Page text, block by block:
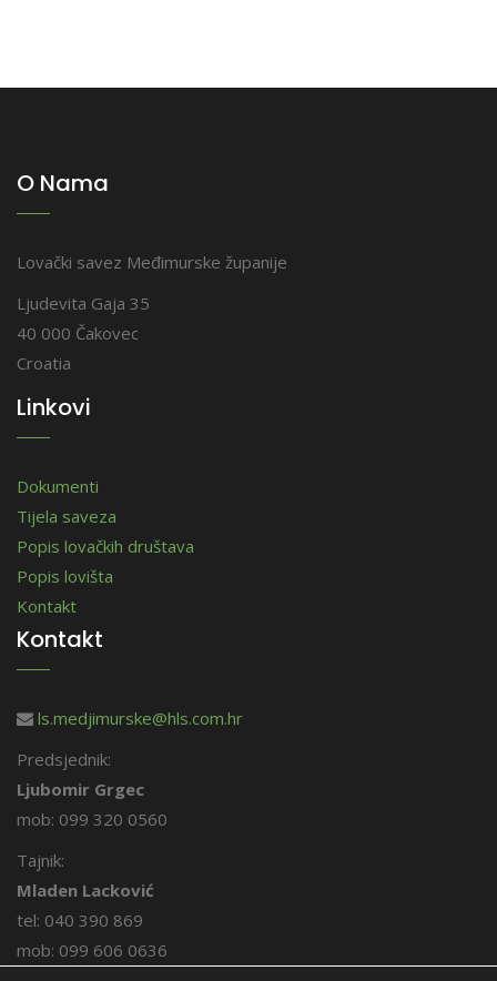
O Nama
Lovački savez Međimurske županije
Ljudevita Gaja 35
40 000 Čakovec
Croatia
Linkovi
Dokumenti
Tijela saveza
Popis lovačkih društava
Popis lovišta
Kontakt
Kontakt
ls.medjimurske@hls.com.hr
Predsjednik:
Ljubomir Grgec
mob: 099 320 0560
Tajnik:
Mladen Lacković
tel: 040 390 869
mob: 099 606 0636